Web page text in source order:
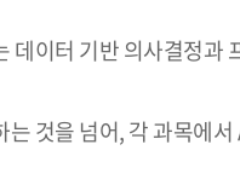
이터 기반 의사결정
것을 넘어, 각 과목에